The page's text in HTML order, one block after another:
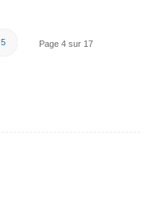
Page 4 sur 17
5